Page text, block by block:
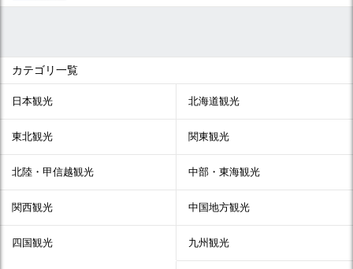
カテゴリ一覧
日本観光 北海道観光
東北観光 関東観光
北陸・甲信越観光 中部・東海観光
関西観光 中国地方観光
四国観光 九州観光